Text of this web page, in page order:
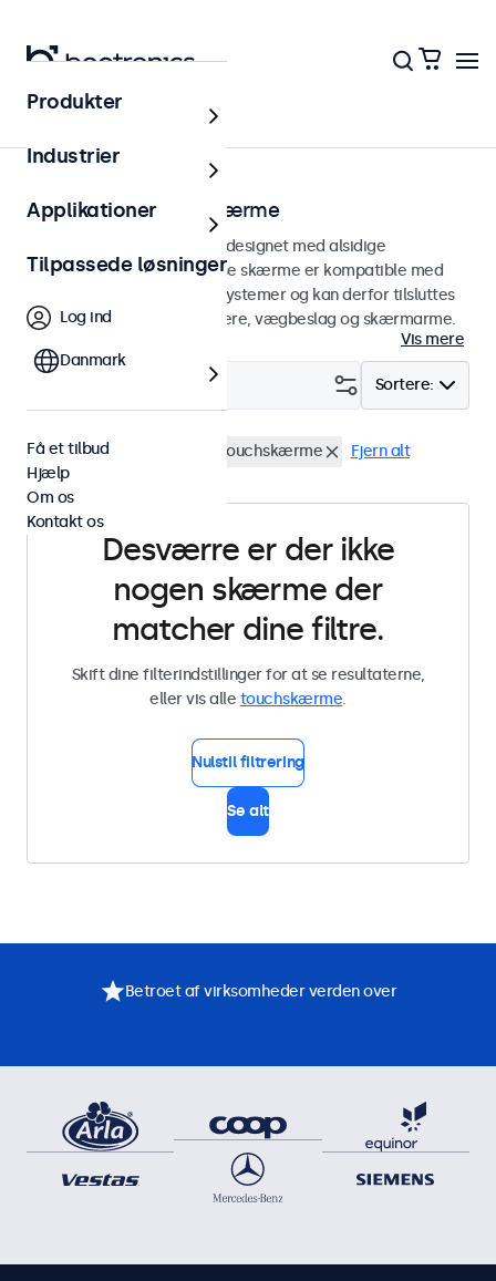
Hjem
75 mm VESA touchskærme
75 mm VESA touchskærme designet med alsidige
monteringsmuligheder. Disse skærme er kompatible med
standard VESA monteringssystemer og kan derfor tilsluttes
universalstandere, loftholdere, vægbeslag og skærmarme.
Vis mere
Sortere:
VESA 75 x 75 32 tommer touchskærme Fjern alt
Desværre er der ikke
nogen skærme der
matcher dine filtre.
Skift dine filterindstillinger for at se resultaterne,
eller vis alle touchskærme.
Nulstil filtrering
Se alt
Produkter
Industrier
Applikationer
Tilpassede løsninger
Log ind
Danmark
Få et tilbud
Hjælp
Om os
Kontakt os
Betroet af virksomheder verden over